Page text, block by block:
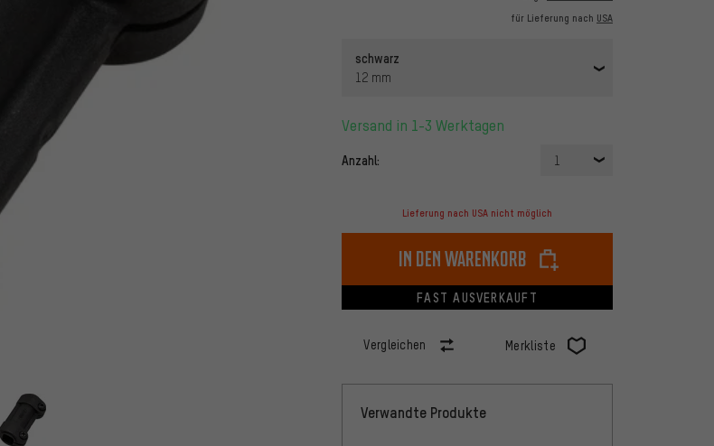
für Lieferung nach USA
schwarz
12 mm
Versand in 1-3 Werktagen
Anzahl: 1
Lieferung nach USA nicht möglich
In den Warenkorb
FAST AUSVERKAUFT
Vergleichen Merkliste
Verwandte Produkte